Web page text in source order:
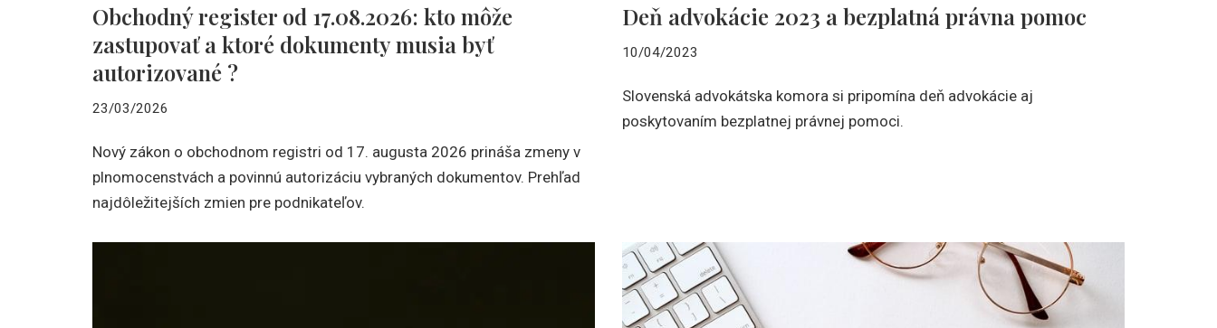
Obchodný register od 17.08.2026: kto môže
zastupovať a ktoré dokumenty musia byť
autorizované ?
23/03/2026
Nový zákon o obchodnom registri od 17. augusta 2026 prináša zmeny v
plnomocenstvách a povinnú autorizáciu vybraných dokumentov. Prehľad
najdôležitejších zmien pre podnikateľov.
Deň advokácie 2023 a bezplatná právna pomoc
10/04/2023
Slovenská advokátska komora si pripomína deň advokácie aj
poskytovaním bezplatnej právnej pomoci.